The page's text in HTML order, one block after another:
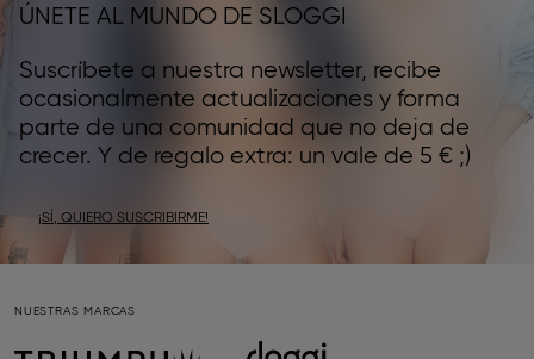
ÚNETE AL MUNDO DE SLOGGI
Suscríbete a nuestra newsletter, recibe
ocasionalmente actualizaciones y forma
parte de una comunidad que no deja de
crecer. Y de regalo extra: un vale de 5 € ;)
¡SÍ, QUIERO SUSCRIBIRME!
NUESTRAS MARCAS